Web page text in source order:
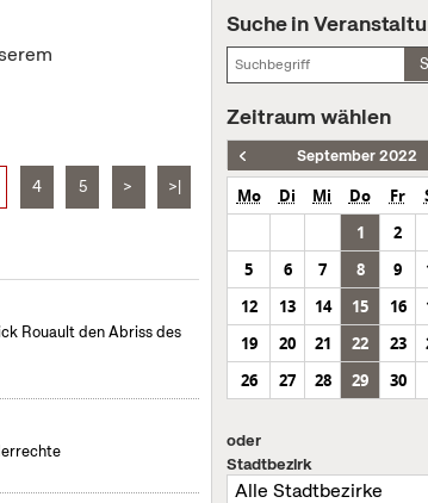
4 5 > >|
Rouault den Abriss des
Suche in
Zeitraum wählen
September 2022
Mo Di Mi Do Fr
1
2
5
6 7 8 9
12
13 14 15 16
19
20 21 22 23
26
27 28 29 30
oder
Stadtbezirk